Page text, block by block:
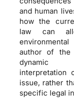
and human
how the
law can
author of the
dynamic
issue, rather
specific legal